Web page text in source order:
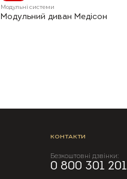
Модульні системи
Модульний диван Медісон
КОНТАКТИ
Безкоштовні дзвінки:
0 800 301 201